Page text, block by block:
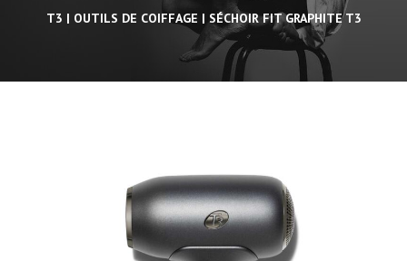
T3 | OUTILS DE COIFFAGE | SÉCHOIR FIT GRAPHITE T3